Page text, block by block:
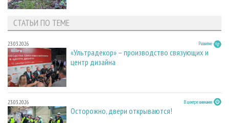
СТАТЬИ ПО ТЕМЕ
23.03.2026 Развитие
«Ультрадекор» – производство связующих и
центр дизайна
23.03.2026 В центре внимания
Осторожно, двери открываются!